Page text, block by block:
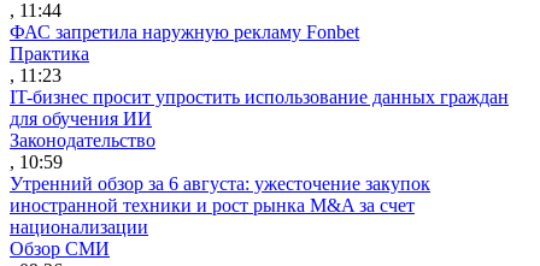
, 11:44
ФАС запретила наружную рекламу Fonbet
Практика
, 11:23
IT-бизнес просит упростить использование данных граждан
для обучения ИИ
Законодательство
, 10:59
Утренний обзор за 6 августа: ужесточение закупок
иностранной техники и рост рынка M&A за счет
национализации
Обзор СМИ